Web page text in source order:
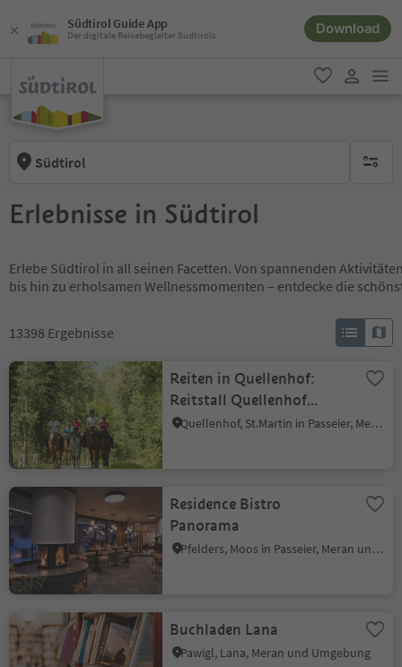
Südtirol Guide App
Der digitale Reisebegleiter Südtirols Download
favorit
Südtirol keine
Erlebnisse in Südtirol
Erlebe Südtirol in all seinen Facetten. Von spannenden
bis hin zu erholsamen Wellnessmomenten – entdecke die
13398 Ergebnisse
Reiten in Quellenhof:
Reitstall Quellenhof
Luxury Resort Passeier
Quellenhof, St.Martin in Passeier, Meran und Umgebung
Residence Bistro
Panorama
Pfelders, Moos in Passeier, Meran und Umgebung
Buchladen Lana
Pawigl, Lana, Meran und Umgebung